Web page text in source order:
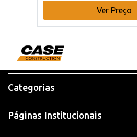
Ver Preço
Categorias
Páginas Institucionais